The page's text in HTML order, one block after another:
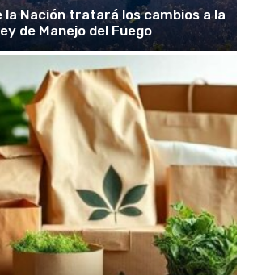
la Nación tratará los cambios a la
de Manejo del Fuego